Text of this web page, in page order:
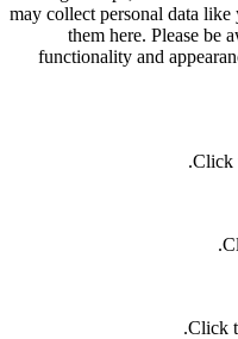
may collect personal data
them here. Please be
functionality and
Click
Click